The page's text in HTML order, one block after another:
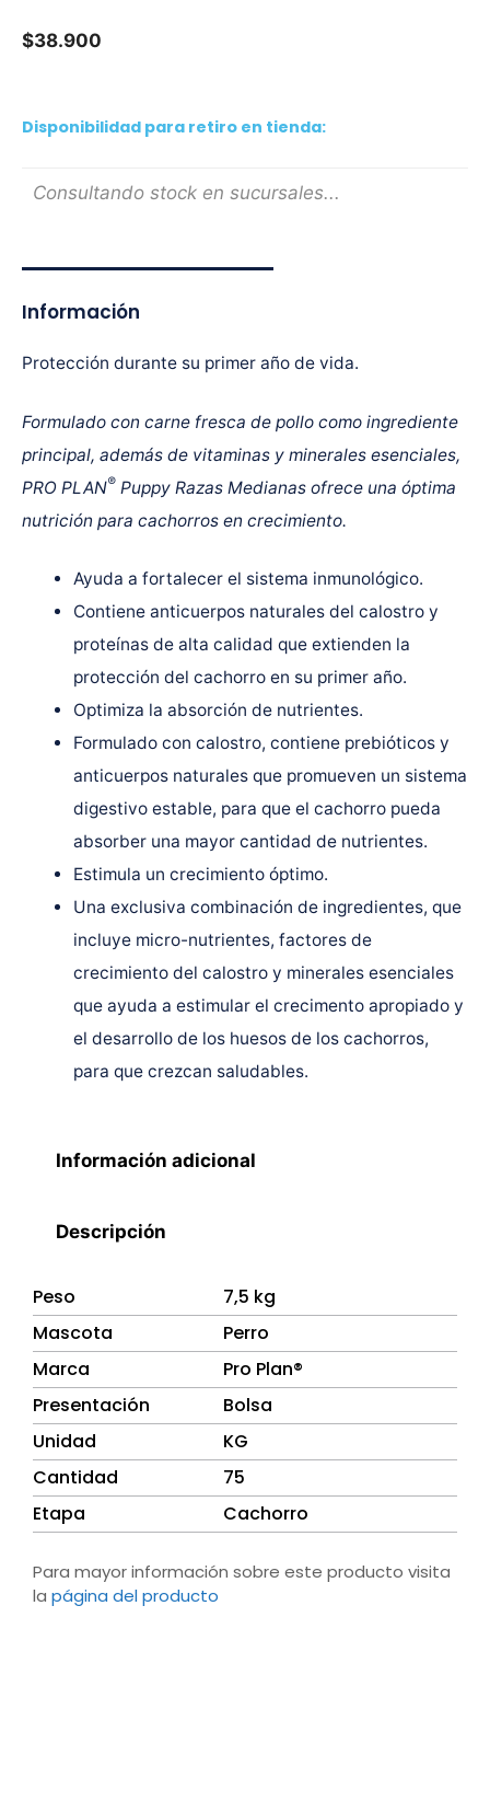
$38.900
Disponibilidad para retiro en tienda:
Consultando stock en sucursales...
Información
Protección durante su primer año de vida.
Formulado con carne fresca de pollo como ingrediente
principal, además de vitaminas y minerales esenciales,
PRO PLAN® Puppy Razas Medianas ofrece una óptima
nutrición para cachorros en crecimiento.
Ayuda a fortalecer el sistema inmunológico.
Contiene anticuerpos naturales del calostro y
proteínas de alta calidad que extienden la
protección del cachorro en su primer año.
Optimiza la absorción de nutrientes.
Formulado con calostro, contiene prebióticos y
anticuerpos naturales que promueven un sistema
digestivo estable, para que el cachorro pueda
absorber una mayor cantidad de nutrientes.
Estimula un crecimiento óptimo.
Una exclusiva combinación de ingredientes, que
incluye micro-nutrientes, factores de
crecimiento del calostro y minerales esenciales
que ayuda a estimular el crecimento apropiado y
el desarrollo de los huesos de los cachorros,
para que crezcan saludables.
Información adicional
Descripción
Peso
7,5 kg
Mascota
Perro
Marca
Pro Plan®
Presentación
Bolsa
Unidad
KG
Cantidad
75
Etapa
Cachorro
Para mayor información sobre este producto visita
la página del producto